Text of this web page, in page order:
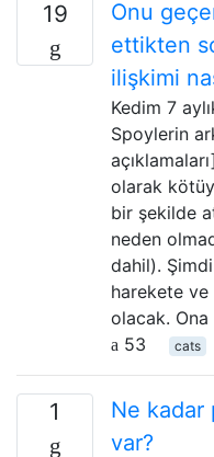
19
Onu
ettikten
ilişkimi
Kedim 7
Spoylerin
olarak
bir şekilde
neden
dahil).
harekete
olacak.
53
cats
1
Ne kadar
var?